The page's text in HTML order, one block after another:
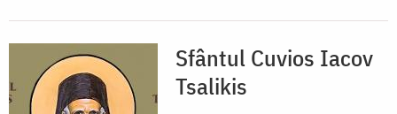
Sfântul Cuvios Iacov
Tsalikis